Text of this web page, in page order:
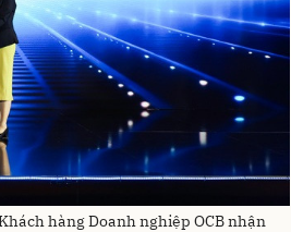
hàng Doanh nghiệp OCB nhận